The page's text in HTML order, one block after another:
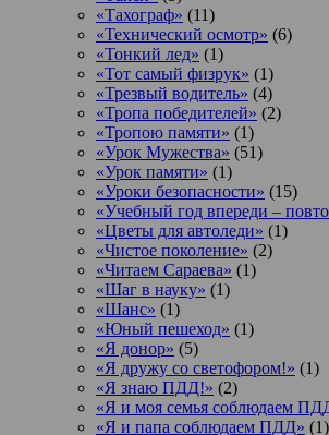
«Тахограф» (11)
«Технический осмотр» (6)
«Тонкий лед» (1)
«Тот самый физрук» (1)
«Трезвый водитель» (4)
«Тропа победителей» (2)
«Тропою памяти» (1)
«Урок Мужества» (51)
«Урок памяти» (1)
«Уроки безопасности» (15)
«Учебный год впереди –
«Цветы для автоледи» (1)
«Чистое поколение» (2)
«Читаем Сараева» (1)
«Шаг в науку» (1)
«Шанс» (1)
«Юный пешеход» (1)
«Я донор» (5)
«Я дружу со светофором!» (1)
«Я знаю ПДД!» (2)
«Я и моя семья соблюдаем
«Я и папа соблюдаем ПДД» (1)